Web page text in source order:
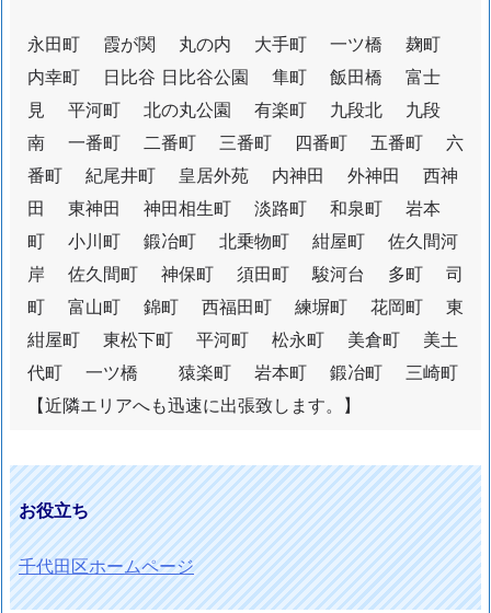
永田町 霞が関 丸の内 大手町 一ツ橋 麹町
内幸町 日比谷 日比谷公園 隼町 飯田橋 富士
見 平河町 北の丸公園 有楽町 九段北 九段
南 一番町 二番町 三番町 四番町 五番町 六
番町 紀尾井町 皇居外苑 内神田 外神田 西神
田 東神田 神田相生町 淡路町 和泉町 岩本
町 小川町 鍛冶町 北乗物町 紺屋町 佐久間河
岸 佐久間町 神保町 須田町 駿河台 多町 司
町 富山町 錦町 西福田町 練塀町 花岡町 東
紺屋町 東松下町 平河町 松永町 美倉町 美土
代町 一ツ橋 猿楽町 岩本町 鍛冶町 三崎町
【近隣エリアへも迅速に出張致します。】
お役立ち
千代田区ホームページ